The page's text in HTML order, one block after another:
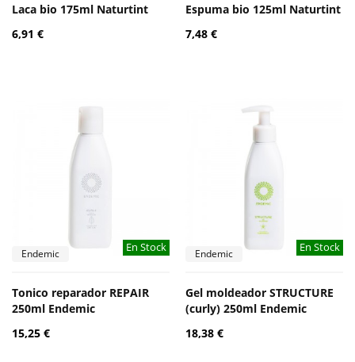
Laca bio 175ml Naturtint
6,91 €
Espuma bio 125ml Naturtint
7,48 €
En Stock
Endemic
Tonico reparador REPAIR
250ml Endemic
15,25 €
En Stock
Endemic
Gel moldeador STRUCTURE
(curly) 250ml Endemic
18,38 €